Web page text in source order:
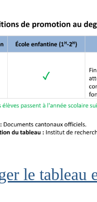
le tableau